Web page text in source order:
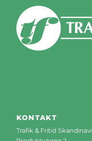
KONTAKT
Trafik & Fritid